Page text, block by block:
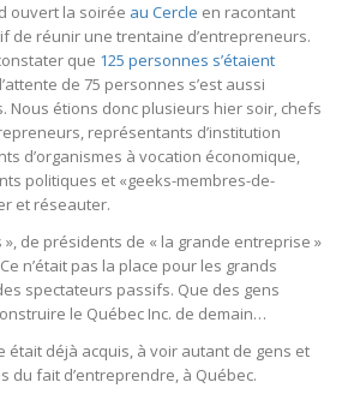
ouvert la soirée au Cercle en racontant
de réunir une trentaine d’entrepreneurs.
que 125 personnes s’étaient
de 75 personnes s’est aussi
Nous étions donc plusieurs hier soir, chefs
représentants d’institution
d’organismes à vocation économique,
politiques et «geeks-membres-de-
et réseauter.
», de présidents de « la grande entreprise »
n’était pas la place pour les grands
spectateurs passifs. Que des gens
le Québec Inc. de demain…
était déjà acquis, à voir autant de gens et
du fait d’entreprendre, à Québec.